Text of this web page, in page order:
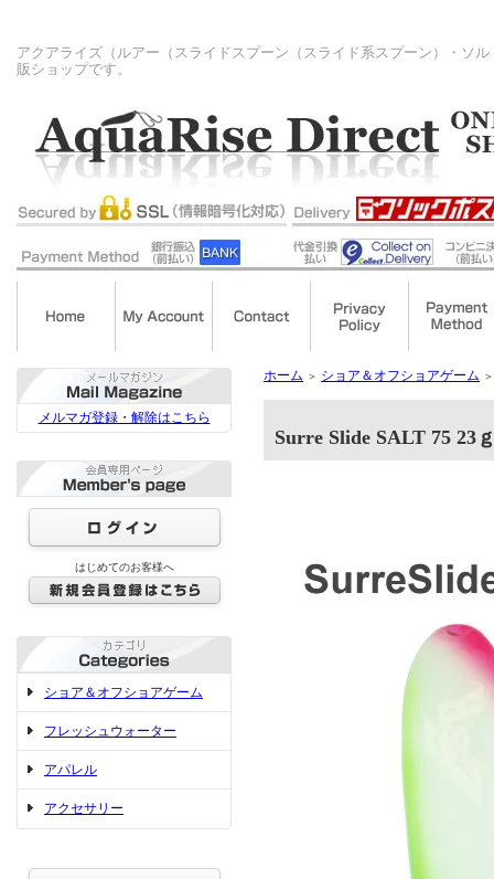
アクアライズ（ルアー（スライドスプーン（スライド系スプーン）・ソ
販ショップです。
メルマガ登録・解除はこちら
はじめてのお客様へ
ショア＆オフショアゲーム
フレッシュウォーター
アパレル
アクセサリー
ホーム ＞ ショア＆オフショアゲーム ＞
Surre Slide SALT 75